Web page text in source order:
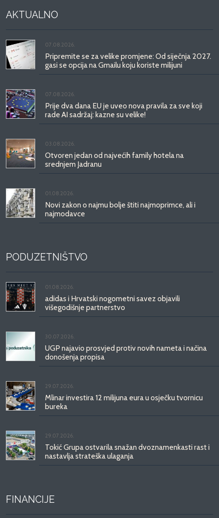
AKTUALNO
07.08.2026.
Pripremite se za velike promjene: Od siječnja 2027.
gasi se opcija na Gmailu koju koriste milijuni
07.08.2026.
Prije dva dana EU je uveo nova pravila za sve koji
rade AI sadržaj: kazne su velike!
03.08.2026.
Otvoren jedan od najvećih family hotela na
srednjem Jadranu
01.08.2026.
Novi zakon o najmu bolje štiti najmoprimce, ali i
najmodavce
PODUZETNIŠTVO
01.08.2026.
adidas i Hrvatski nogometni savez objavili
višegodišnje partnerstvo
30.07.2026.
UGP najavio prosvjed protiv novih nameta i načina
donošenja propisa
29.07.2026.
Mlinar investira 12 milijuna eura u osječku tvornicu
bureka
29.07.2026.
Tokić Grupa ostvarila snažan dvoznamenkasti rast i
nastavlja strateška ulaganja
FINANCIJE